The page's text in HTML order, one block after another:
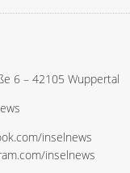
6 – 42105 Wuppertal
inselnews
inselnews